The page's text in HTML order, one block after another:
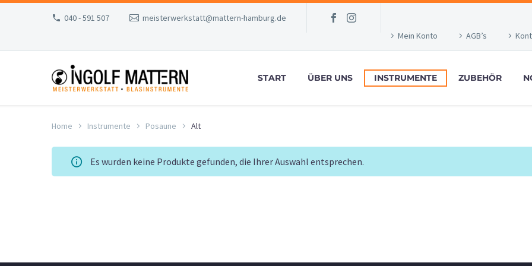
040 - 591 507
meisterwerkstatt@mattern-hamburg.de
Mein Konto
AGB’s
START ÜBER UNS INSTRUMENTE ZUBEHÖR
Home Instrumente Posaune Alt
Es wurden keine Produkte gefunden, die Ihrer Auswahl entsprechen.